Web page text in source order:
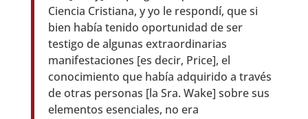
Ciencia Cristiana, y yo le respondí, que si
bien había tenido oportunidad de ser
testigo de algunas extraordinarias
manifestaciones [es decir, Price], el
conocimiento que había adquirido a través
de otras personas [la Sra. Wake] sobre sus
elementos esenciales, no era